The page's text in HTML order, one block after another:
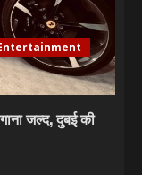
जल्द, दुबई की